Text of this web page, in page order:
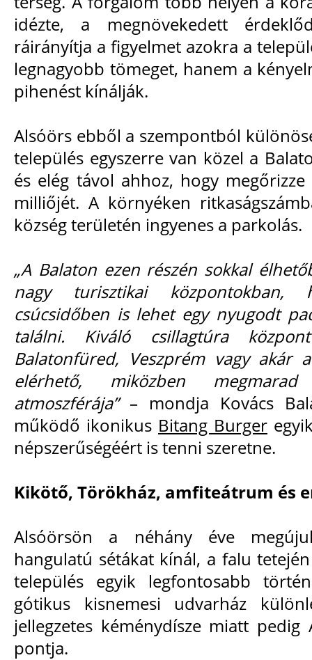
idézte, a megnövekedett
ráirányítja a figyelmet azokra a
legnagyobb tömeget, hanem a
pihenést kínálják.
Alsóörs ebből a szempontból
település egyszerre van közel a
és elég távol ahhoz, hogy
milliőjét. A környéken
község területén ingyenes a parkolás.
„A Balaton ezen részén sokkal
nagy turisztikai központokban,
csúcsidőben is lehet egy nyugodt
találni. Kiváló csillagtúra
Balatonfüred, Veszprém vagy
elérhető, miközben
atmoszférája” – mondja Kovács
működő ikonikus Bitang Burger
népszerűségéért is tenni szeretne.
Kikötő, Törökház, amfiteátrum és
Alsóörsön a néhány éve
hangulatú sétákat kínál, a falu
település egyik legfontosabb
gótikus kisnemesi udvarház
jellegzetes kéménydísze miatt
pontja.